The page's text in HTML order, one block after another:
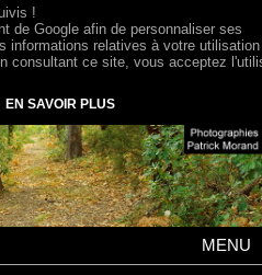
MENU
!
de Google afin de personnaliser ses
informations relatives à votre
consultant ce site, vous acceptez
EN SAVOIR PLUS